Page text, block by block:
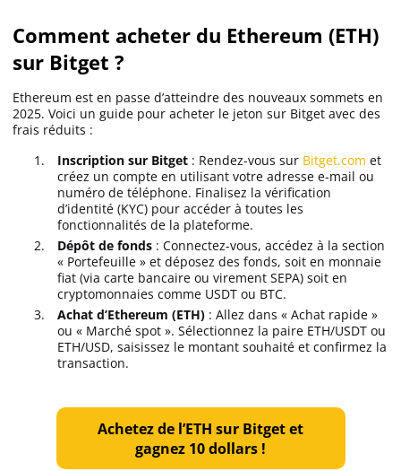
Comment acheter du Ethereum (ETH)
sur Bitget ?
Ethereum est en passe d’atteindre des nouveaux sommets en
2025. Voici un guide pour acheter le jeton sur Bitget avec des
frais réduits :
Inscription sur Bitget : Rendez-vous sur Bitget.com et
créez un compte en utilisant votre adresse e-mail ou
numéro de téléphone. Finalisez la vérification
d’identité (KYC) pour accéder à toutes les
fonctionnalités de la plateforme.
Dépôt de fonds : Connectez-vous, accédez à la section
« Portefeuille » et déposez des fonds, soit en monnaie
fiat (via carte bancaire ou virement SEPA) soit en
cryptomonnaies comme USDT ou BTC.
Achat d’Ethereum (ETH) : Allez dans « Achat rapide »
ou « Marché spot ». Sélectionnez la paire ETH/USDT ou
ETH/USD, saisissez le montant souhaité et confirmez la
transaction.
Achetez de l’ETH sur Bitget et
gagnez 10 dollars !